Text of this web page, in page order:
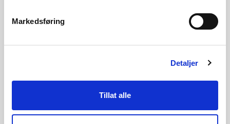
Markedsføring
Detaljer
Tillat alle
NVE vil kartlegge den samlede
reparasjonsberedskapen, vurdere endringer i
av kraftanlegg.